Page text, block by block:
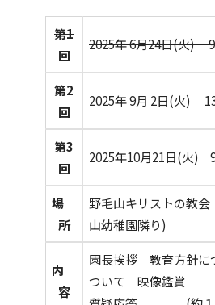
第1
回
2025年 6月24日(火)
第2
回
2025年 9月 2日(火)
第3
回
2025年10月21日(火)
場
所
野毛山キリストの教
山幼稚園隣り)
内
容
園長挨拶 教育方針
ついて 映像鑑賞